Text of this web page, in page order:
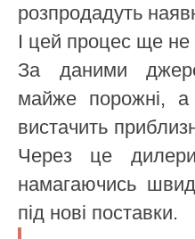
розпродадуть
І цей процес ще
За даними
майже порожні, а
вистачить
Через це
намагаючись
під нові поставки.